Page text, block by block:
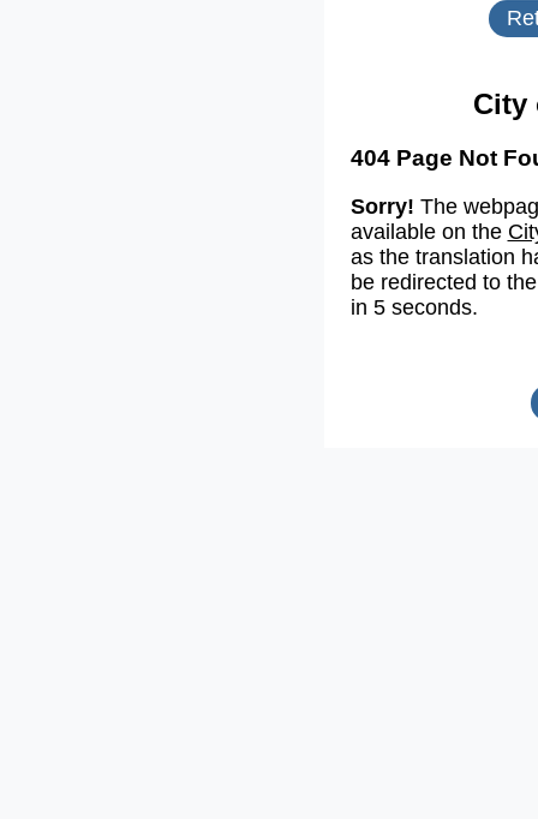
City
404 Page Not
Sorry! The
available on the
as the translation
be redirected to
in 5 seconds.